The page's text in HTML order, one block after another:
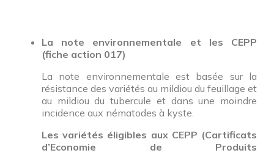
La note environnementale et les CEPP
(fiche action 017)
La note environnementale est basée sur la
résistance des variétés au mildiou du feuillage et
au mildiou du tubercule et dans une moindre
incidence aux nématodes à kyste.
Les variétés éligibles aux CEPP (Cartificats
d’Economie de Produits